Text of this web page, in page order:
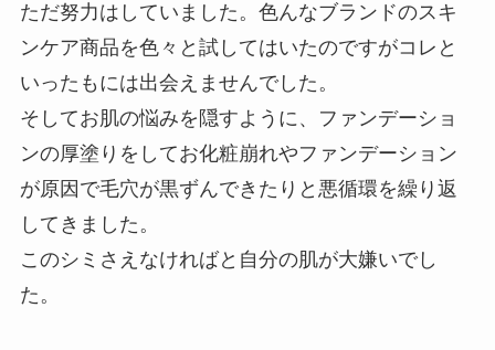
ただ努力はしていました。色んなブランドのスキ
ンケア商品を色々と試してはいたのですがコレと
いったもには出会えませんでした。
そしてお肌の悩みを隠すように、ファンデーショ
ンの厚塗りをしてお化粧崩れやファンデーション
が原因で毛穴が黒ずんできたりと悪循環を繰り返
してきました。
このシミさえなければと自分の肌が大嫌いでし
た。